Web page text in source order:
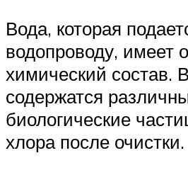
Вода, которая
водопроводу, имеет
химический состав.
содержатся
биологические
хлора после очистки.